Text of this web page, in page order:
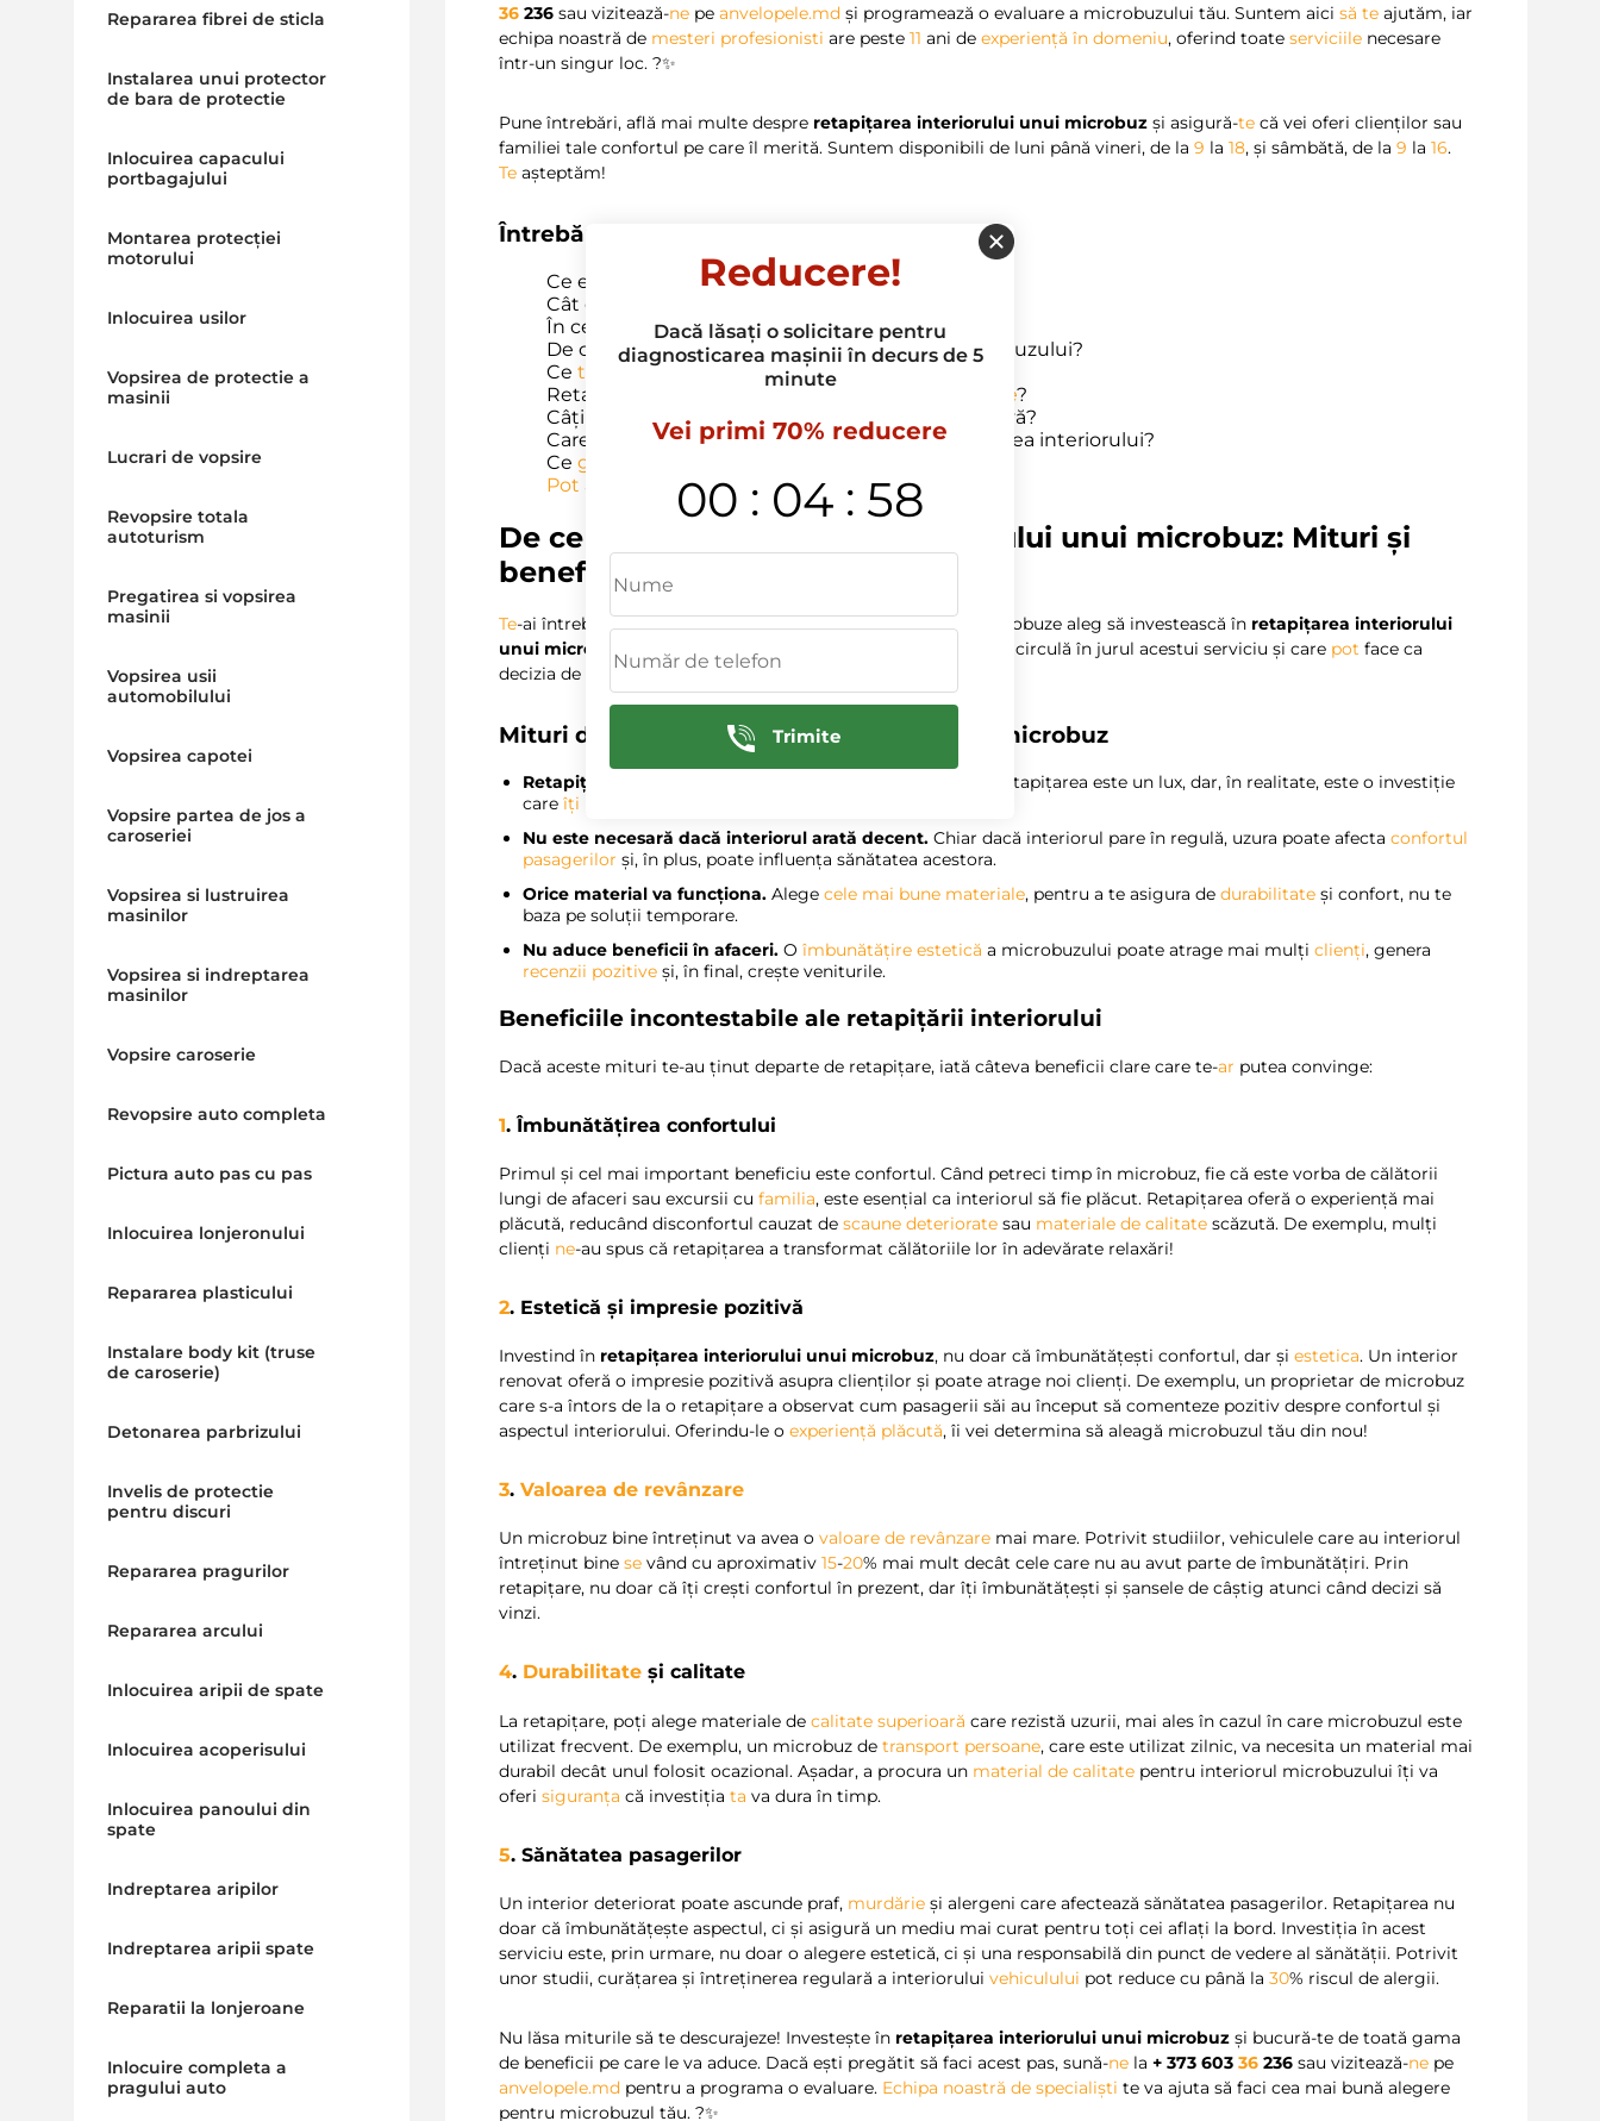
Repararea fibrei de sticla
Instalarea unui protector
de bara de protectie
Inlocuirea capacului
portbagajului
Montarea protecției
motorului
Inlocuirea usilor
Vopsirea de protectie a
masinii
Lucrari de vopsire
Revopsire totala
autoturism
Pregatirea si vopsirea
masinii
Vopsirea usii
automobilului
Vopsirea capotei
Vopsire partea de jos a
caroseriei
Vopsirea si lustruirea
masinilor
Vopsirea si indreptarea
masinilor
Vopsire caroserie
Revopsire auto completa
Pictura auto pas cu pas
Inlocuirea lonjeronului
Repararea plasticului
Instalare body kit (truse
de caroserie)
Detonarea parbrizului
Invelis de protectie
pentru discuri
Repararea pragurilor
Repararea arcului
Inlocuirea aripii de spate
Inlocuirea acoperisului
Inlocuirea panoului din
spate
Indreptarea aripilor
Indreptarea aripii spate
Reparatii la lonjeroane
Inlocuire completa a
pragului auto
36 236 sau vizitează-ne peanvelopele.md și programează o evaluare a microbuzului tău. Suntem aicisă te ajutăm, iar
echipa noastră de mesteri profesionisti are peste11 ani deexperiență în domeniu, oferind toateserviciile necesare
într-un singur loc. ?️✨
Pune întrebări, află mai multe despre retapițarea interiorului unui microbuz și asigură-te că vei oferi clienților sau
familiei tale confortul pe care îl merită. Suntem disponibili de luni până vineri, de la9 la18, și sâmbătă, de la9 la16.
Te așteptăm!
Întrebări frecvente
Ce este retapițarea interiorului unui microbuz?
Cât costă retapițarea interiorului unui microbuz?
În ce constă procesul de retapițare?
De câte oriartrebuisăretapițez interiorul microbuzului?
Cetipuri de materiale suntfolosite în retapițare?
Retapitarea îmbunătățește
valoarea de revânzare?
Câți banii
economisi prin retapițare preventivă?
Care este timpul mediu necesar pentru retapițarea interiorului?
Cegaranție
Pot alege singur materialele pentru retapițare?
De ce să alegi retapitarea interiorului unui microbuz: Mituri și
beneficii incontestabile
Te-ai întrebat vreodată de ce atât de mulți proprietari de microbuze aleg să investească în retapițarea interiorului
unui microbuz ? Să începem cu mai comune mituri care circulă în jurul acestui serviciu și care pot face ca
decizia de a retapița să pară complicată:
Mituri despre retapițarea interiorului unui microbuz
Retapițarea este prea scumpă.
Multe persoane cred că retapițarea este un lux, dar, în realitate, este o investiție
careîți
Nu este necesară dacă interiorul arată decent. Chiar dacă interiorul pare în regulă, uzura poate afectaconfortul
pasagerilor și, în plus, poate influența sănătatea acestora.
Orice material va funcționa. Alegecele mai bune materiale, pentru a te asigura dedurabilitate și confort, nu te
baza pe soluții temporare.
Nu aduce beneficii în afaceri. Oîmbunătățire estetică a microbuzului poate atrage mai mulțiclienți, genera
recenzii pozitive și, în final, crește veniturile.
Beneficiile incontestabile ale retapițării interiorului
Dacă aceste mituri te-au ținut departe de retapițare, iată câteva beneficii clare care te-ar putea convinge:
1. Îmbunătățirea confortului
Primul și cel mai important beneficiu este confortul. Când petreci timp în microbuz, fie că este vorba de călătorii
lungi de afaceri sau excursii cufamilia, este esențial ca interiorul să fie plăcut. Retapițarea oferă o experiență mai
plăcută, reducând disconfortul cauzat descaune deteriorate sau materiale de calitate scăzută. De exemplu, mulți
clienți ne-au spus că retapițarea a transformat călătoriile lor în adevărate relaxări!
2. Estetică și impresie pozitivă
Investind în retapițarea interiorului unui microbuz, nu doar că îmbunătățești confortul, dar șiestetica. Un interior
renovat oferă o impresie pozitivă asupra clienților și poate atrage noi clienți. De exemplu, un proprietar de microbuz
care s-a întors de la o retapițare a observat cum pasagerii săi au început să comenteze pozitiv despre confortul și
aspectul interiorului. Oferindu-le oexperiență plăcută, îi vei determina să aleagă microbuzul tău din nou!
3.Valoarea de revânzare
Un microbuz bine întreținut va avea ovaloare de revânzare mai mare. Potrivit studiilor, vehiculele care au interiorul
întreținut binese vând cu aproximativ15-20% mai mult decât cele care nu au avut parte de îmbunătățiri. Prin
retapițare, nu doar că îți crești confortul în prezent, dar îți îmbunătățești și șansele de câștig atunci când decizi să
vinzi.
4. Durabilitate și calitate
La retapițare, poți alege materiale decalitate superioară care rezistă uzurii, mai ales în cazul în care microbuzul este
utilizat frecvent. De exemplu, un microbuz detransport persoane, care este utilizat zilnic, va necesita un material mai
durabil decât unul folosit ocazional. Așadar, a procura un material de calitate pentru interiorul microbuzului îți va
oferisiguranța că investițiata va dura în timp.
5. Sănătatea pasagerilor
Un interior deteriorat poate ascunde praf, murdărie și alergeni care afectează sănătatea pasagerilor. Retapițarea nu
doar că îmbunătățește aspectul, ci și asigură un mediu mai curat pentru toți cei aflați la bord. Investiția în acest
serviciu este, prin urmare, nu doar o alegere estetică, ci și una responsabilă din punct de vedere al sănătății. Potrivit
unor studii, curățarea și întreținerea regulară a interioruluivehiculului pot reduce cu până la30% riscul de alergii.
Nu lăsa miturile să te descurajeze! Investește în retapițarea interiorului unui microbuz și bucură-te de toată gama
de beneficii pe care le va aduce. Dacă ești pregătit să faci acest pas, sună-ne la+ 373 60336 236 sau vizitează-ne pe
anvelopele.md pentru a programa o evaluare. Echipa noastră de specialiști te va ajuta să faci cea mai bună alegere
pentru microbuzul tău. ?️✨
Reducere!
Dacă lăsați o solicitare pentru
diagnosticarea mașinii în decurs de 5
minute
Vei primi 70% reducere
00 : 04 : 57
Trimite